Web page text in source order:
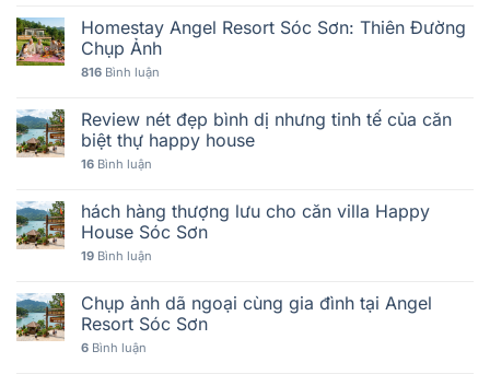
Homestay Angel Resort Sóc Sơn: Thiên Đường
Chụp Ảnh
816 Bình luận
Review nét đẹp bình dị nhưng tinh tế của căn
biệt thự happy house
16 Bình luận
hách hàng thượng lưu cho căn villa Happy
House Sóc Sơn
19 Bình luận
Chụp ảnh dã ngoại cùng gia đình tại Angel
Resort Sóc Sơn
6 Bình luận